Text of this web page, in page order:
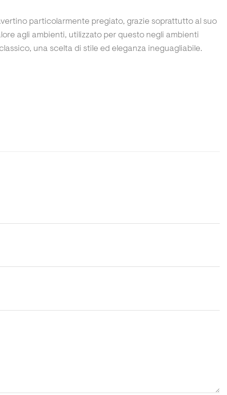
particolarmente pregiato, grazie soprattutto al suo
agli ambienti, utilizzato per questo negli ambienti
una scelta di stile ed eleganza ineguagliabile.